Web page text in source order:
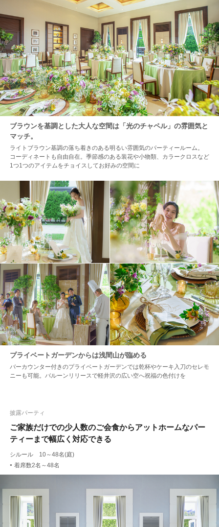
ブラウンを基調とした大人な空間は「光のチャペル」の雰囲気と
マッチ。
ライトブラウン基調の落ち着きのある明るい雰囲気のパーティールーム。
コーディネートも自由自在。季節感のある装花や小物類、カラークロスなど
1つ1つのアイテムをチョイスしてお好みの空間に
プライベートガーデンからは浅間山が臨める
バーカウンター付きのプライベートガーデンでは乾杯やケーキ入刀のセレモ
ニーも可能。バルーンリリースで軽井沢の広い空へ祝福の色付けを
ご家族だけでの少人数のご会食からアットホームなパー
ティーまで幅広く対応できる
披露パーティ
シルール 10～48名(庭)
● 着席数2名～48名